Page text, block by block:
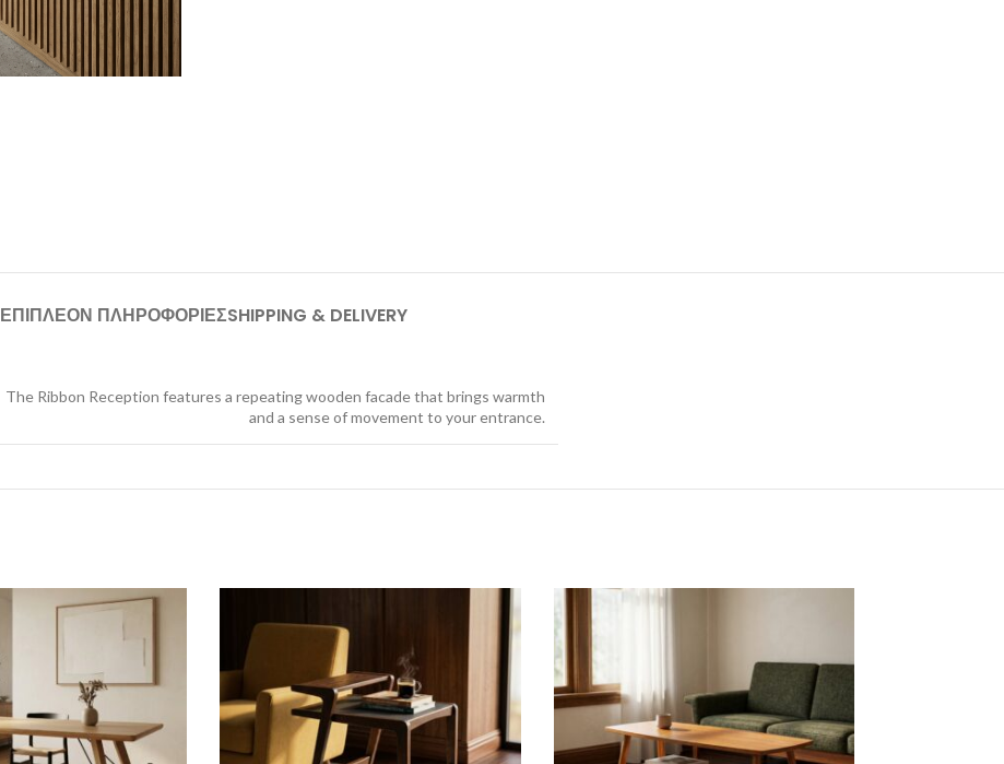
ΕΠΙΠΛΕΟΝ ΠΛΗΡΟΦΟΡΙΕΣSHIPPING & DELIVERY
The Ribbon Reception features a repeating wooden facade that brings warmth
and a sense of movement to your entrance.